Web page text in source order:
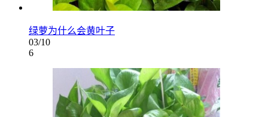
绿萝为什么会黄叶子
03/10
6